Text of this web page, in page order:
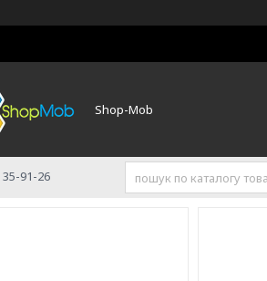
Shop-Mob
35-91-26